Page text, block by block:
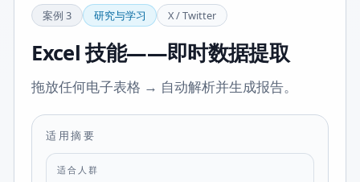
案例 3 研究与学习 X / Twitter
Excel 技能——即时数据提取
拖放任何电子表格 → 自动解析并生成报告。
适用摘要
适合人群